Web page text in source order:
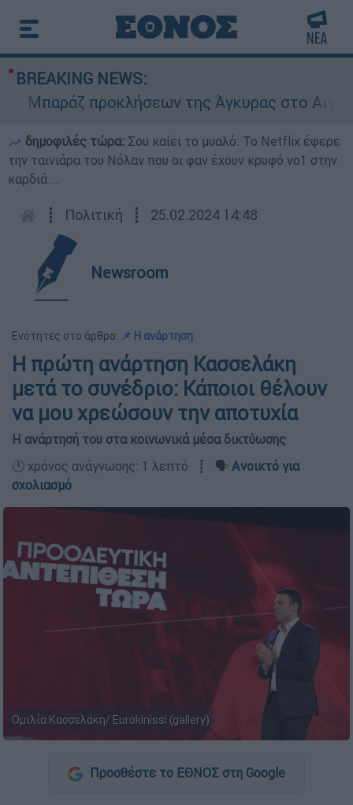
BREAKING NEWS:
Μπαράζ προκλήσεων της Άγκυρας στο Αιγαίο:
δημοφιλές τώρα: Σου καίει το μυαλό: Το Netflix έφερε
την ταινιάρα του Νόλαν που οι φαν έχουν κρυφό νο1 στην
καρδιά...
┋ Πολιτική ┋ 25.02.2024 14:48
Newsroom
Ενότητες στο άρθρο: 📌 Η ανάρτηση
Η πρώτη ανάρτηση Κασσελάκη
μετά το συνέδριο: Κάποιοι θέλουν
να μου χρεώσουν την αποτυχία
Η ανάρτησή του στα κοινωνικά μέσα δικτύωσης
🕛 χρόνος ανάγνωσης: 1 λεπτό ┋ 🗣️ Ανοικτό για
σχολιασμό
Ομιλία Κασσελάκη/ Εurokinissi (gallery)
Προσθέστε το ΕΘΝΟΣ στη Google